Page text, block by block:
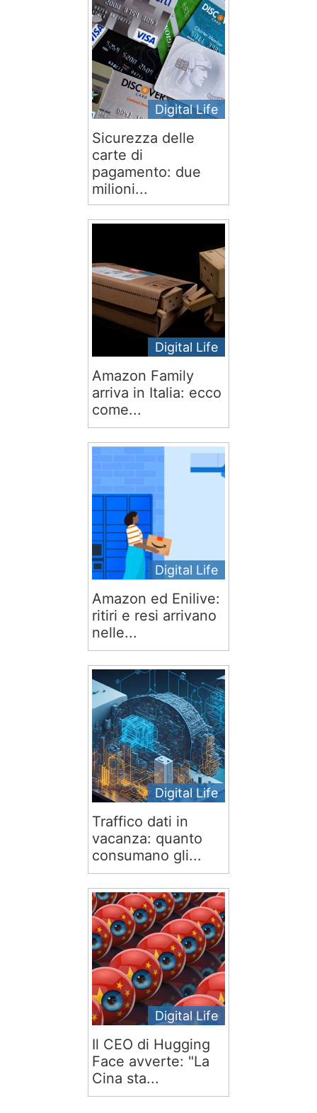
Digital Life
Sicurezza delle
carte di
pagamento: due
milioni...
Digital Life
Amazon Family
arriva in Italia: ecco
come...
Digital Life
Amazon ed Enilive:
ritiri e resi arrivano
nelle...
Digital Life
Traffico dati in
vacanza: quanto
consumano gli...
Digital Life
Il CEO di Hugging
Face avverte: "La
Cina sta...